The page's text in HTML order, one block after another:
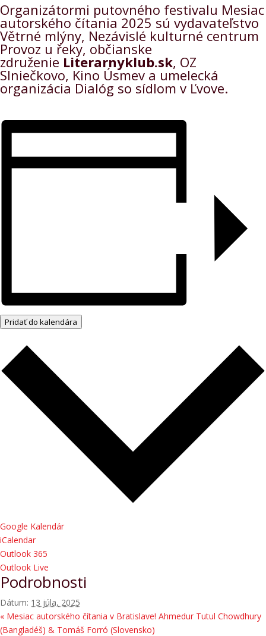
Organizátormi putovného festivalu Mesiac
autorského čítania 2025 sú vydavateľstvo
Větrné mlýny, Nezávislé kulturné centrum
Provoz u řeky, občianske
združenie Literarnyklub.sk, OZ
Slniečkovo, Kino Úsmev a umelecká
organizácia Dialóg so sídlom v Ľvove.
Pridať do kalendára
Google Kalendár
iCalendar
Outlook 365
Outlook Live
Podrobnosti
Dátum: 13 júla, 2025
« Mesiac autorského čítania v Bratislave! Ahmedur Tutul Chowdhury
(Bangladéš) & Tomáš Forró (Slovensko)